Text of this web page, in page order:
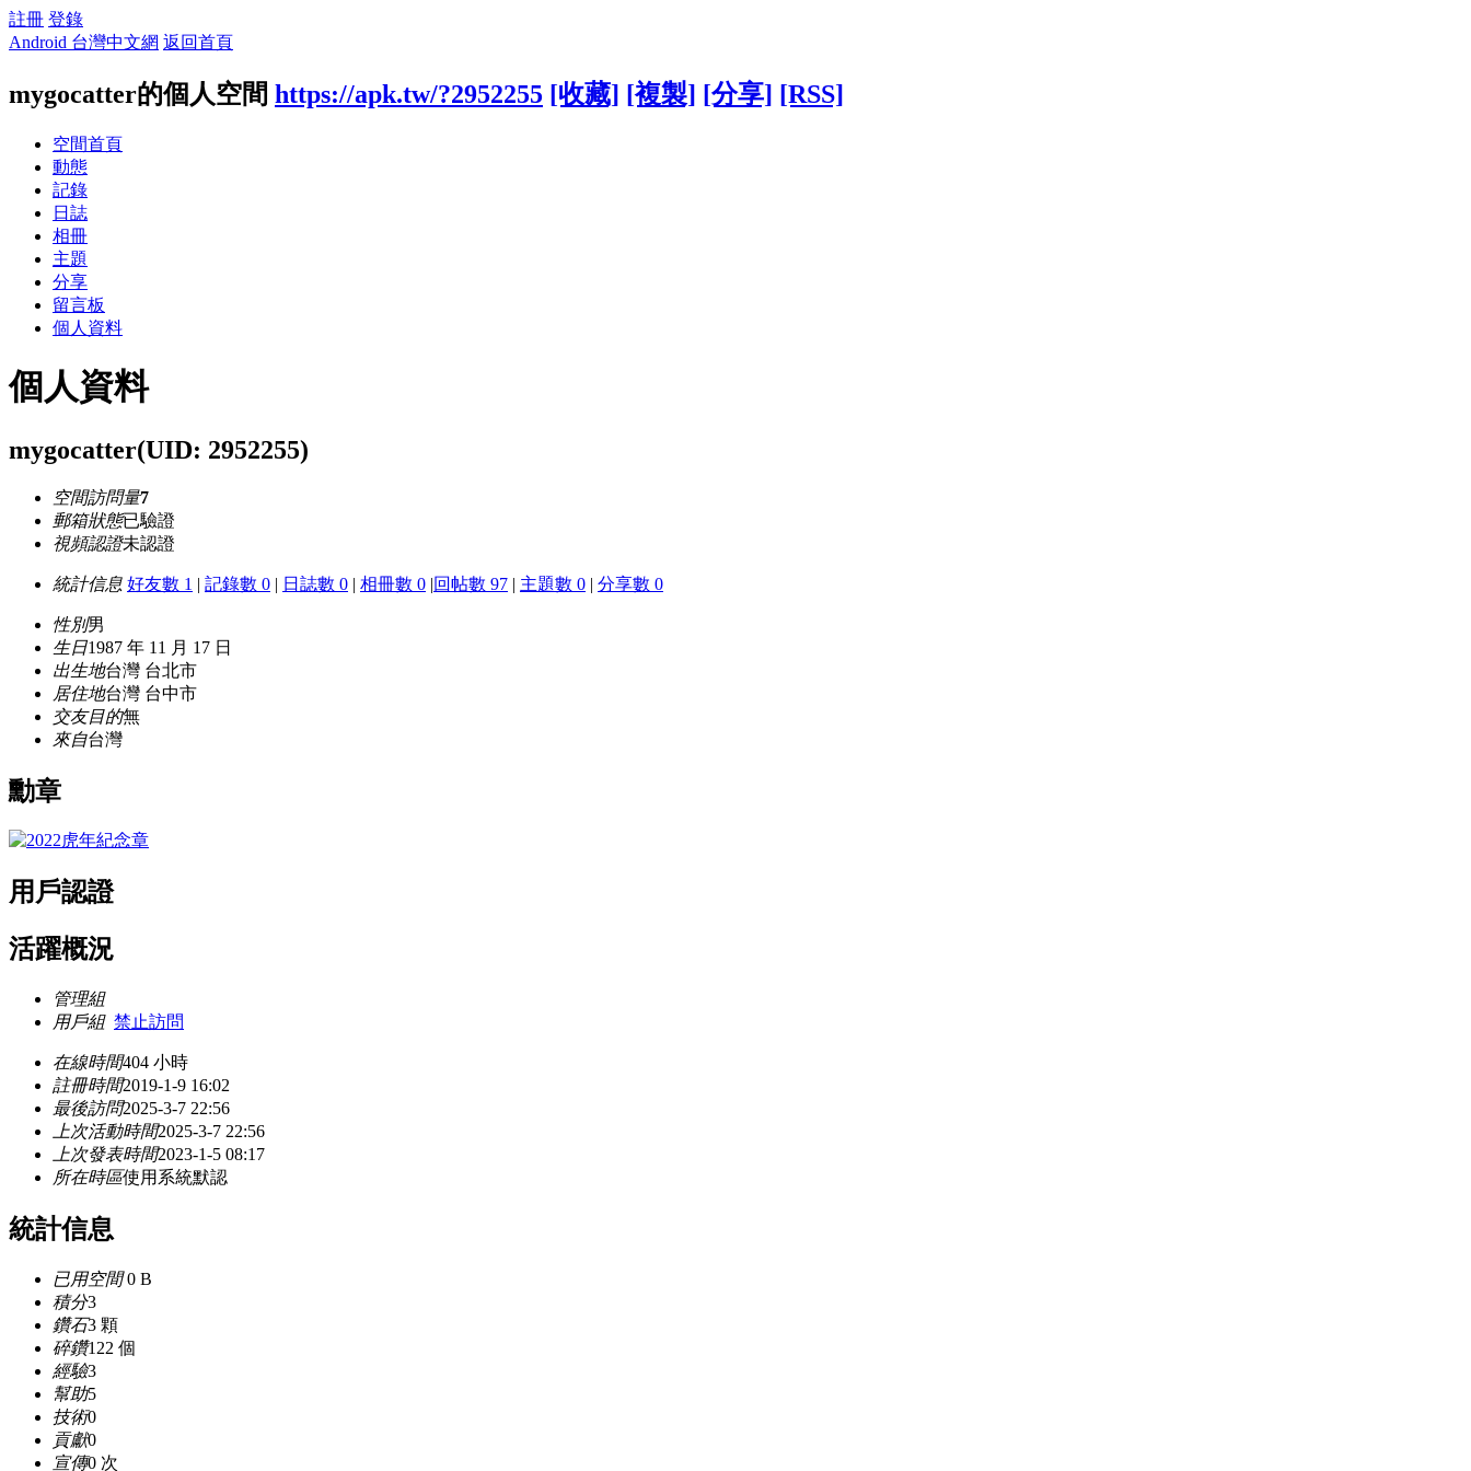
註冊 登錄
Android 台灣中文網 返回首頁
mygocatter的個人空間 https://apk.tw/?2952255 [收藏] [複製] [分享] [RSS]
空間首頁
動態
記錄
日誌
相冊
主題
分享
留言板
個人資料
個人資料
mygocatter(UID: 2952255)
空間訪問量7
郵箱狀態已驗證
視頻認證未認證
統計信息 好友數 1 | 記錄數 0 | 日誌數 0 | 相冊數 0 |回帖數 97 | 主題數 0 | 分享數 0
性別男
生日1987 年 11 月 17 日
出生地台灣 台北市
居住地台灣 台中市
交友目的無
來自台灣
勳章
用戶認證
活躍概況
管理組
用戶組 禁止訪問
在線時間404 小時
註冊時間2019-1-9 16:02
最後訪問2025-3-7 22:56
上次活動時間2025-3-7 22:56
上次發表時間2023-1-5 08:17
所在時區使用系統默認
統計信息
已用空間0 B
積分3
鑽石3 顆
碎鑽122 個
經驗3
幫助5
技術0
貢獻0
宣傳0 次